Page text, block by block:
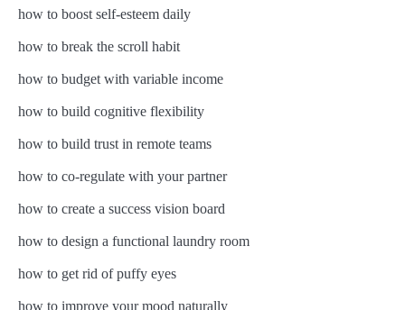
how to boost self-esteem daily
how to break the scroll habit
how to budget with variable income
how to build cognitive flexibility
how to build trust in remote teams
how to co-regulate with your partner
how to create a success vision board
how to design a functional laundry room
how to get rid of puffy eyes
how to improve your mood naturally